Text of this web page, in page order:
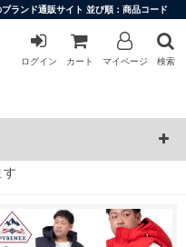
ランド通販サイト 並び順：商品コード
ログイン カート マイページ 検索
す